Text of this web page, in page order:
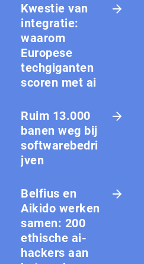
Kwestie van
integratie:
waarom
Europese
techgiganten
scoren met ai
Ruim 13.000
banen weg bij
softwarebedri
jven
Belfius en
Aikido werken
samen: 200
ethische ai-
hackers aan